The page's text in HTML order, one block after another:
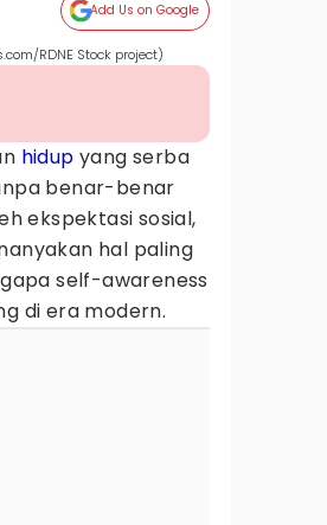
Add Us on Google
RDNE Stock project)
hidup yang serba
benar-benar
ekspektasi sosial,
hal paling
self-awareness
di era modern.